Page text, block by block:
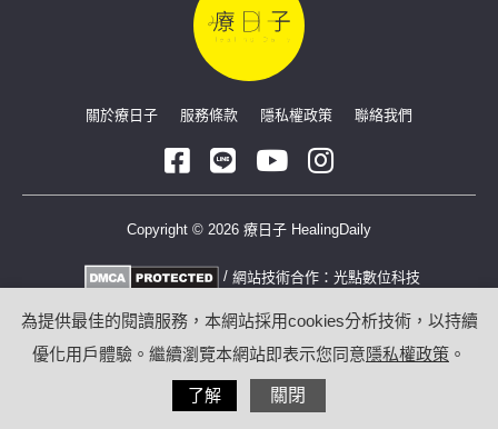
關於療日子 服務條款 隱私權政策 聯絡我們
Copyright © 2026 療日子 HealingDaily
/ 網站技術合作： 光點數位科技
為提供最佳的閱讀服務，本網站採用cookies分析技術，以持續
優化用戶體驗。繼續瀏覽本網站即表示您同意隱私權政策 。
了解 關閉